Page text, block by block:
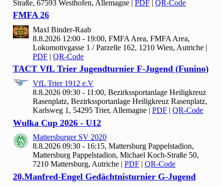
Straße, 67593 Westhofen, Allemagne PDF QR-Code
FMFA 26
Maxl Binder-Raab
8.8.2026 12:00 - 19:00, FMFA Area, FMFA Area,
Lokomotivgasse 1 / Parzelle 162, 1210 Wien, Autriche |
PDF | QR-Code
TACT VfL Trier Jugendturnier F-Jugend (Funino)
VfL Trier 1912 e.V
8.8.2026 09:30 - 11:00, Bezirkssportanlage Heiligkreuz
Rasenplatz, Bezirkssportanlage Heiligkreuz Rasenplatz,
Karlsweg 1, 54295 Trier, Allemagne | PDF | QR-Code
Wulka Cup 2026 - U12
Mattersburger SV 2020
8.8.2026 09:30 - 16:15, Mattersburg Pappelstadion,
Mattersburg Pappelstadion, Michael Koch-Straße 50,
7210 Mattersburg, Autriche | PDF | QR-Code
20.Manfred-Engel Gedächtnisturnier G-Jugend